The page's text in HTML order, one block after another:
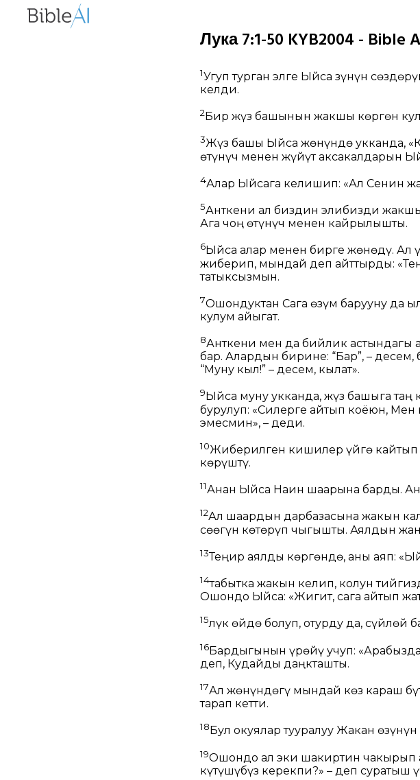
Лука 7:1-50 KYB2004 - Bible
1Угуп турган элге Ыйса Өзүнүн
келди.
2 Бир жүз башынын жакшы көргөн
3Жүз башы Ыйса жөнүндө укканда,
өтүнүч менен жүйүт аксакалдарын
4Алар Ыйсага келишип: «Ал Сенин
5Анткени ал биздин элибизди жакшы
Ага чоң өтүнүч менен кайрылышты.
6Ыйса алар менен бирге жөнөдү. Ал
жиберип, мындай деп айттырды:
татыксызмын.
7Ошондуктан Сага өзүм барууну да
кулум айыгат.
8Анткени мен да бийлик астындагы
бар. Алардын бирине: “Бар”, – десем,
“Муну кыл!” – десем, кылат».
9 Ыйса муну укканда, жүз башыга таң
бурулуп: «Силерге айтып коёюн,
эмесмин», – деди.
10Жиберилген кишилер үйгө кайтып
көрүштү.
11Анан Ыйса Наин шаарына барды.
12Ал шаардын дарбазасына жакын
сөөгүн көтөрүп чыгышты. Аялдын
13Теңир аялды көргөндө, аны аяп:
14табытка жакын келип, колун
Ошондо Ыйса: «Жигит, сага айтып
15Өлүк өйдө болуп, отурду да,
16Бардыгынын үрөйү учуп:
деп, Кудайды даңкташты.
17Ал жөнүндөгү мындай көз караш
тарап кетти.
18 Бул окуялар тууралуу Жакан
19Ошондо ал эки шакиртин чакырып
күтүшүбүз керекпи?» – деп суратыш